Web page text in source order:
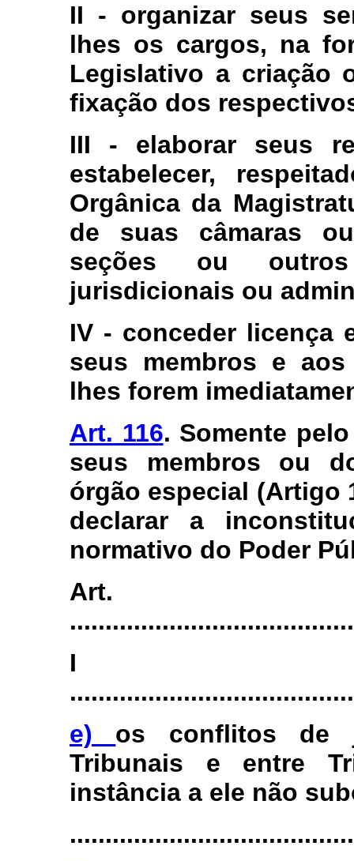
II - organizar seus
lhes os cargos, na
Legislativo a criação
fixação dos
III - elaborar seus
estabelecer,
Orgânica da
de suas câmaras
seções ou
jurisdicionais ou
IV - conceder licença
seus membros e
lhes forem
Art. 116. Somente
seus membros ou
órgão especial (Artigo
declarar a
normativo do Poder
Art.
I
e) os conflitos de
Tribunais e entre
instância a ele não